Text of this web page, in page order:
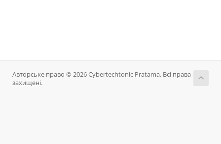
Авторське право © 2026 Cybertechtonic Pratama. Всі права
захищені.